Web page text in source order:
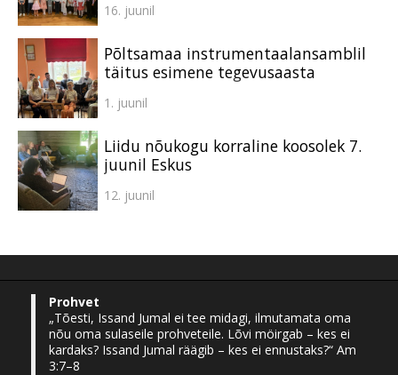
16. juunil
Põltsamaa instrumentaalansamblil
täitus esimene tegevusaasta
1. juunil
Liidu nõukogu korraline koosolek 7.
juunil Eskus
12. juunil
Prohvet
„Tõesti, Issand Jumal ei tee midagi, ilmutamata oma
nõu oma sulaseile prohveteile. Lõvi möirgab – kes ei
kardaks? Issand Jumal räägib – kes ei ennustaks?“ Am
3:7–8